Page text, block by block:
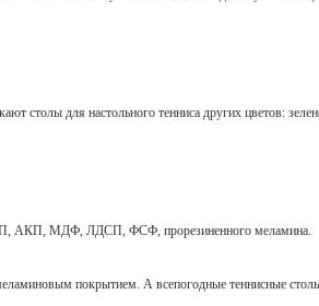
столы для настольного тенниса других цветов:
АКП, МДФ, ЛДСП, ФСФ, прорезиненного меламина.
покрытием. А всепогодные теннисные